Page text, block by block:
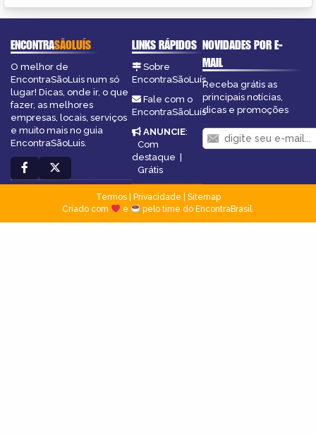
ENCONTRASÃOLUÍS
O melhor de
EncontraSãoLuis num só
lugar! Dicas, onde ir, o que
fazer, as melhores
empresas, locais, serviços
e muito mais no guia
EncontraSãoLuis.
LINKS RÁPIDOS
Sobre
EncontraSãoLuís
Fale com o
EncontraSãoLuís
ANUNCIE:
Com
destaque
Grátis
NOVIDADES POR E-
MAIL
Receba grátis as
principais notícias,
dicas e promoções
Termos| Privacidade
Sitemap
Criado com
e pelo time do EncontraBrasil